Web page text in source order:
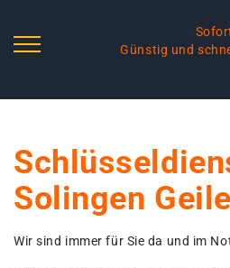
Günstig und
Solingen
Wir sind immer für Sie da und im